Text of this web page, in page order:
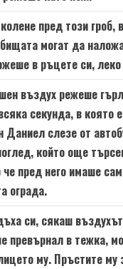
пред този гроб,
могат да
в ръцете си, леко
въздух режеше
секунда, в която
Даниел слезе от
който още
пред него имаше
ограда.
си, сякаш
превърнал в тежка,
му. Пръстите му